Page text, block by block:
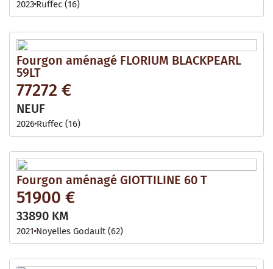
2023 Ruffec (16)
Fourgon aménagé FLORIUM BLACKPEARL
59LT
77272 €
NEUF
2026 Ruffec (16)
Fourgon aménagé GIOTTILINE 60 T
51900 €
33890 KM
2021 Noyelles Godault (62)